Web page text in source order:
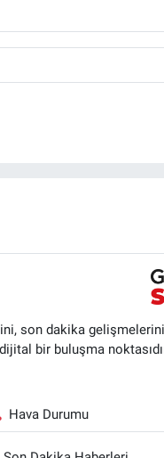
son dakika
bir buluşma
Hava Durumu